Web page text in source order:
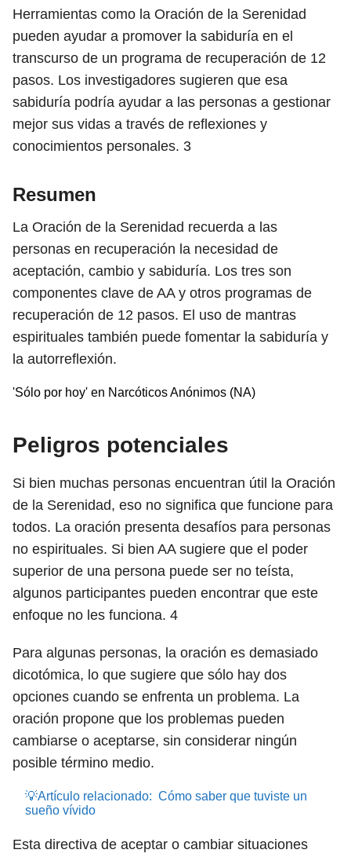
Herramientas como la Oración de la Serenidad
pueden ayudar a promover la sabiduría en el
transcurso de un programa de recuperación de 12
pasos. Los investigadores sugieren que esa
sabiduría podría ayudar a las personas a gestionar
mejor sus vidas a través de reflexiones y
conocimientos personales. 3
Resumen
La Oración de la Serenidad recuerda a las
personas en recuperación la necesidad de
aceptación, cambio y sabiduría. Los tres son
componentes clave de AA y otros programas de
recuperación de 12 pasos. El uso de mantras
espirituales también puede fomentar la sabiduría y
la autorreflexión.
'Sólo por hoy' en Narcóticos Anónimos (NA)
Peligros potenciales
Si bien muchas personas encuentran útil la Oración
de la Serenidad, eso no significa que funcione para
todos. La oración presenta desafíos para personas
no espirituales. Si bien AA sugiere que el poder
superior de una persona puede ser no teísta,
algunos participantes pueden encontrar que este
enfoque no les funciona. 4
Para algunas personas, la oración es demasiado
dicotómica, lo que sugiere que sólo hay dos
opciones cuando se enfrenta un problema. La
oración propone que los problemas pueden
cambiarse o aceptarse, sin considerar ningún
posible término medio.
💡Artículo relacionado: Cómo saber que tuviste un
sueño vívido
Esta directiva de aceptar o cambiar situaciones